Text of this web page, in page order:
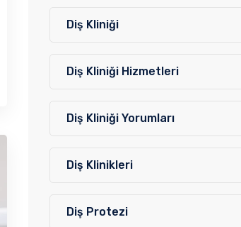
Diş Kliniği
Diş Kliniği Hizmetleri
Diş Kliniği Yorumları
Diş Klinikleri
Diş Protezi